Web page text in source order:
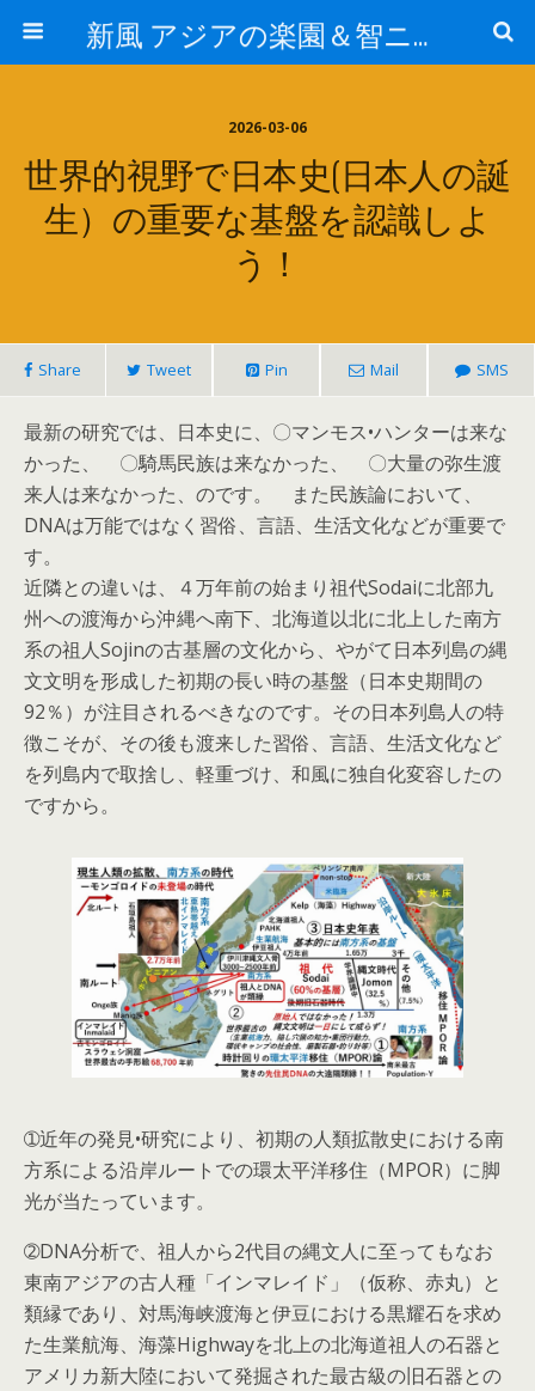
新風 アジアの楽園＆智ニア来富
2026-03-06
世界的視野で日本史(日本人の誕
生）の重要な基盤を認識しよ
う！
Share Tweet Pin Mail SMS
最新の研究では、日本史に、〇マンモス•ハンターは来な
かった、 〇騎馬民族は来なかった、 〇大量の弥生渡
来人は来なかった、のです。 また民族論において、
DNAは万能ではなく習俗、言語、生活文化などが重要で
す。
近隣との違いは、４万年前の始まり祖代Sodaiに北部九
州への渡海から沖縄へ南下、北海道以北に北上した南方
系の祖人Sojinの古基層の文化から、やがて日本列島の縄
文文明を形成した初期の長い時の基盤（日本史期間の
92％）が注目されるべきなのです。その日本列島人の特
徴こそが、その後も渡来した習俗、言語、生活文化など
を列島内で取捨し、軽重づけ、和風に独自化変容したの
ですから。
➀近年の発見•研究により、初期の人類拡散史における南
方系による沿岸ルートでの環太平洋移住（MPOR）に脚
光が当たっています。
➁DNA分析で、祖人から2代目の縄文人に至ってもなお
東南アジアの古人種「インマレイド」（仮称、赤丸）と
類縁であり、対馬海峡渡海と伊豆における黒耀石を求め
た生業航海、海藻Highwayを北上の北海道祖人の石器と
アメリカ新大陸において発掘された最古級の旧石器との